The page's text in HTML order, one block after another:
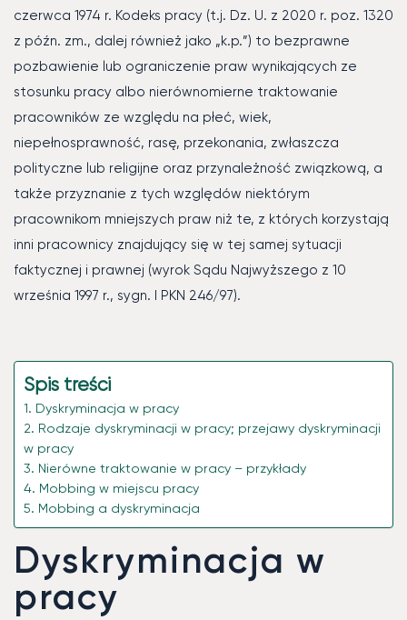
czerwca 1974 r. Kodeks pracy (t.j. Dz. U. z 2020 r. poz. 1320
z późn. zm., dalej również jako „k.p.”) to bezprawne
pozbawienie lub ograniczenie praw wynikających ze
stosunku pracy albo nierównomierne traktowanie
pracowników ze względu na płeć, wiek,
niepełnosprawność, rasę, przekonania, zwłaszcza
polityczne lub religijne oraz przynależność związkową, a
także przyznanie z tych względów niektórym
pracownikom mniejszych praw niż te, z których korzystają
inni pracownicy znajdujący się w tej samej sytuacji
faktycznej i prawnej (wyrok Sądu Najwyższego z 10
września 1997 r., sygn. I PKN 246/97).
Spis treści
Dyskryminacja w pracy
Rodzaje dyskryminacji w pracy; przejawy dyskryminacji
w pracy
Nierówne traktowanie w pracy – przykłady
Mobbing w miejscu pracy
Mobbing a dyskryminacja
Dyskryminacja w
pracy